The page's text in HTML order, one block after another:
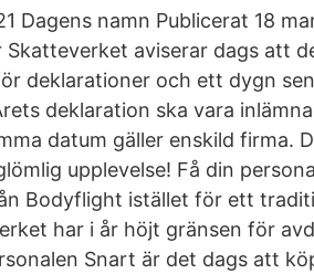
Dagens namn Publicerat 18
aviserar dags att
deklarationer och ett dygn
deklaration ska vara
datum gäller enskild firma.
upplevelse! Få din
Bodyflight istället för ett
har i år höjt gränsen för
Snart är det dags att